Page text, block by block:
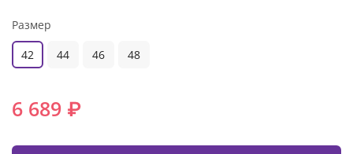
Размер
42
44 46 48
6 689 ₽